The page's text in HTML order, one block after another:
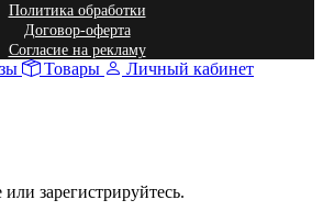
Политика обработки
Договор-оферта
Согласие на рекламу
Товары Личный кабинет
зарегистрируйтесь.